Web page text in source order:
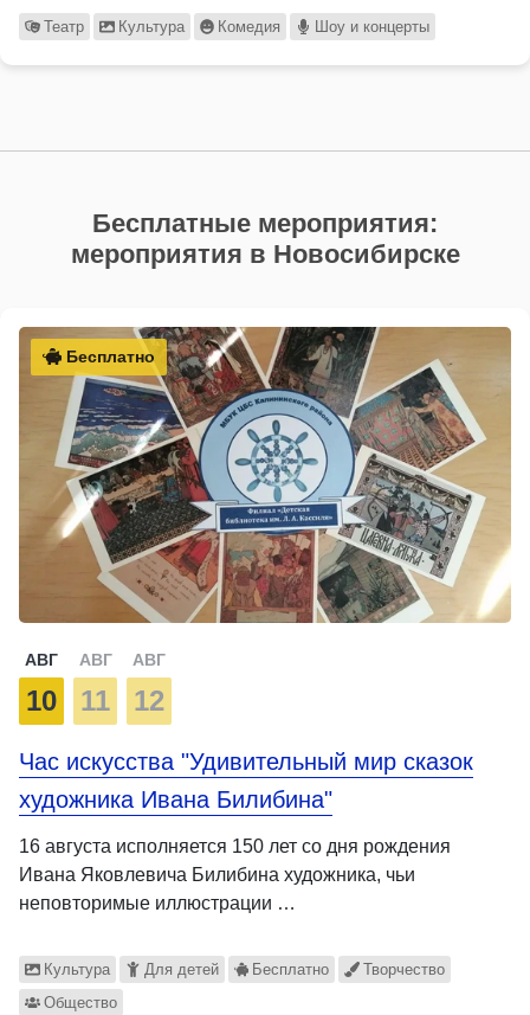
Театр Культура Комедия Шоу и концерты
Бесплатные мероприятия:
мероприятия в Новосибирске
Бесплатно
АВГ
10
АВГ
11
АВГ
12
Час искусства "Удивительный мир сказок
художника Ивана Билибина"
16 августа исполняется 150 лет со дня рождения
Ивана Яковлевича Билибина художника, чьи
неповторимые иллюстрации …
Культура Для детей Бесплатно
Творчество
Общество